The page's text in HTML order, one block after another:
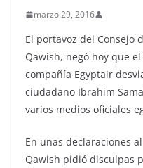
marzo 29, 2016
El portavoz del Consejo
Qawish, negó hoy que
compañía Egyptair
ciudadano Ibrahim
varios medios oficiales
En unas declaraciones
Qawish pidió disculpas